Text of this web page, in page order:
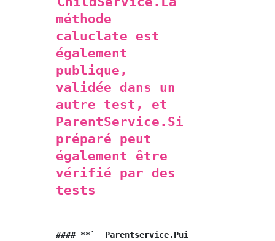
méthode
caluclate est
également
publique,
validée dans un
autre test, et
ParentService.Si
préparé peut
également être
vérifié par des
tests